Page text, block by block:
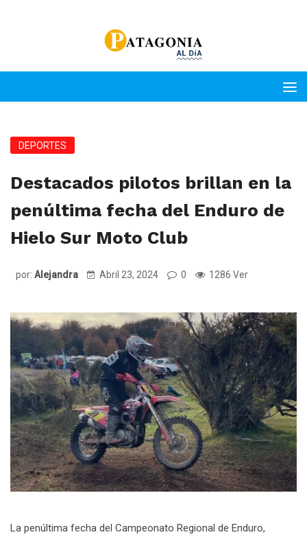
DEPORTES
Destacados pilotos brillan en la
penúltima fecha del Enduro de
Hielo Sur Moto Club
por: Alejandra Abril 23, 2024 0 1286 Ver
La penúltima fecha del Campeonato Regional de Enduro,